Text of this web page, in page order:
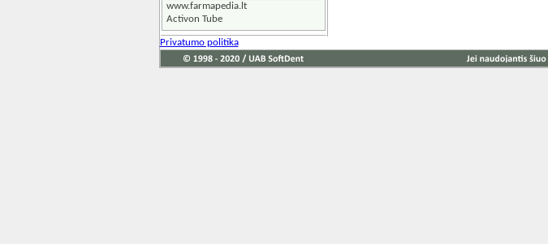
www.farmapedia.lt
Activon Tube
Privatumo politika